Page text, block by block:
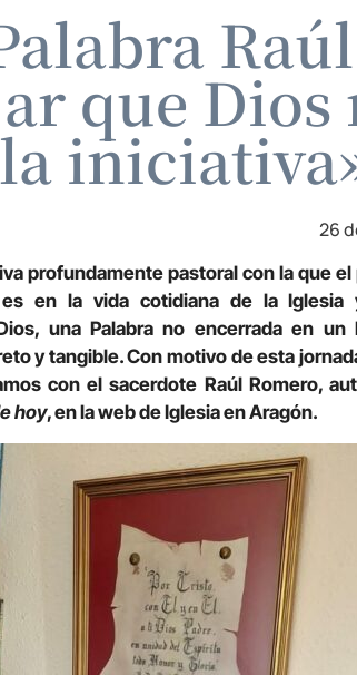
que Dios
26
profundamente pastoral con la que el
en la vida cotidiana de la Iglesia
una Palabra no encerrada en un
y tangible. Con motivo de esta
con el sacerdote Raúl Romero,
hoy, en la web de Iglesia en Aragón.